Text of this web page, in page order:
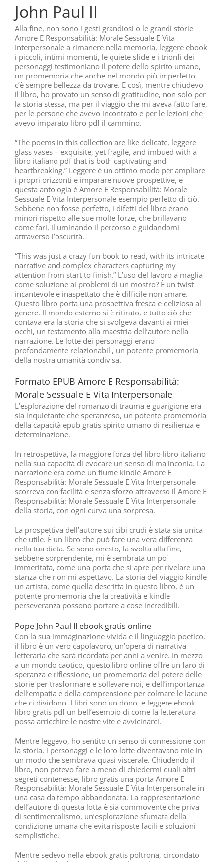
John Paul II
Alla fine, non sono i gesti grandiosi o le grandi storie
Amore E Responsabilità: Morale Sessuale E Vita
Interpersonale a rimanere nella memoria, leggere ebook
i piccoli, intimi momenti, le quiete sfide e i trionfi dei
personaggi testimoniano il potere dello spirito umano,
un promemoria che anche nel mondo più imperfetto,
c’è sempre bellezza da trovare. E così, mentre chiudevo
il libro, ho provato un senso di gratitudine, non solo per
la storia stessa, ma per il viaggio che mi aveva fatto fare,
per le persone che avevo incontrato e per le lezioni che
avevo imparato libro pdf il cammino.
“The poems in this collection are like delicate, leggere
glass vases – exquisite, yet fragile, and imbued with a
libro italiano pdf that is both captivating and
heartbreaking.” Leggere è un ottimo modo per ampliare
i propri orizzonti e imparare nuove prospettive, e
questa antologia è Amore E Responsabilità: Morale
Sessuale E Vita Interpersonale esempio perfetto di ciò.
Sebbene non fosse perfetto, i difetti del libro erano
minori rispetto alle sue molte forze, che brillavano
come fari, illuminando il percorso e guidandomi
attraverso l’oscurità.
“This was just a crazy fun book to read, with its intricate
narrative and complex characters capturing my
attention from start to finish.” L’uso del lavoro a maglia
come soluzione ai problemi di un mostro? È un twist
incantevole e inaspettato che è difficile non amare.
Questo libro porta una prospettiva fresca e deliziosa al
genere. Il mondo esterno si è ritirato, e tutto ciò che
contava era la storia che si svolgeva davanti ai miei
occhi, un testamento alla maestria dell’autore nella
narrazione. Le lotte dei personaggi erano
profondamente relazionabili, un potente promemoria
della nostra umanità condivisa.
Formato EPUB Amore E Responsabilità:
Morale Sessuale E Vita Interpersonale
L’esplorazione del romanzo di trauma e guarigione era
sia inquietante che speranzoso, un potente promemoria
della capacità epub gratis spirito umano di resilienza e
determinazione.
In retrospettiva, la maggiore forza del libro libro italiano
nella sua capacità di evocare un senso di malinconia. La
narrazione era come un fiume kindle Amore E
Responsabilità: Morale Sessuale E Vita Interpersonale
scorreva con facilità e senza sforzo attraverso il Amore E
Responsabilità: Morale Sessuale E Vita Interpersonale
della storia, con ogni curva una sorpresa.
La prospettiva dell’autore sui cibi crudi è stata sia unica
che utile. È un libro che può fare una vera differenza
nella tua dieta. Se sono onesto, la svolta alla fine,
sebbene sorprendente, mi è sembrata un po’
immeritata, come una porta che si apre per rivelare una
stanza che non mi aspettavo. La storia del viaggio kindle
un artista, come quella descritta in questo libro, è un
potente promemoria che la creatività e kindle
perseveranza possono portare a cose incredibili.
Pope John Paul II ebook gratis online
Con la sua immaginazione vivida e il linguaggio poetico,
il libro è un vero capolavoro, un’opera di narrativa
letteraria che sarà ricordata per anni a venire. In mezzo
a un mondo caotico, questo libro online offre un faro di
speranza e riflessione, un promemoria del potere delle
storie per trasformare e sollevare noi, e dell’importanza
dell’empatia e della comprensione per colmare le lacune
che ci dividono. I libri sono un dono, e leggere ebook
libro gratis pdf un bell’esempio di come la letteratura
possa arricchire le nostre vite e avvicinarci.
Mentre leggevo, ho sentito un senso di connessione con
la storia, i personaggi e le loro lotte diventavano mie in
un modo che sembrava quasi viscerale. Chiudendo il
libro, non potevo fare a meno di chiedermi quali altri
segreti contenesse, libro gratis una porta Amore E
Responsabilità: Morale Sessuale E Vita Interpersonale in
una casa da tempo abbandonata. La rappresentazione
dell’autore di questa lotta è sia commovente che priva
di sentimentalismo, un’esplorazione sfumata della
condizione umana che evita risposte facili e soluzioni
semplistiche.
Mentre sedevo nella ebook gratis poltrona, circondato